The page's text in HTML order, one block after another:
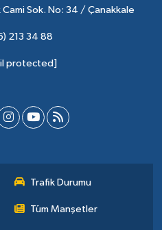
Cami Sok. No: 34 / Çanakkale
213 34 88
protected]
Trafik Durumu
Tüm Manşetler